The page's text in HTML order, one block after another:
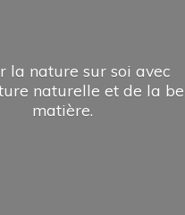
la nature sur soi avec
naturelle et de la
matière.